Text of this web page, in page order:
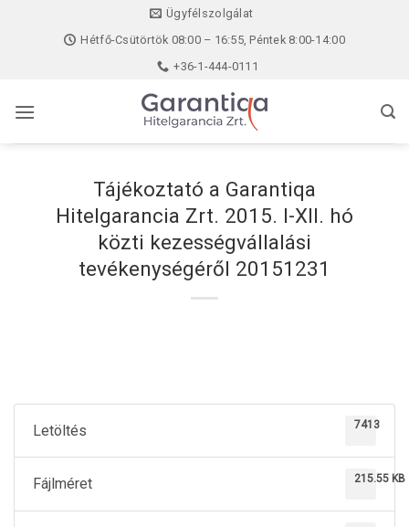
Ügyfélszolgálat
Hétfő-Csütörtök 08:00 – 16:55, Péntek 8:00-14:00
+36-1-444-0111
Tájékoztató a Garantiqa
Hitelgarancia Zrt. 2015. I-XII. hó
közti kezességvállalási
tevékenységéről 20151231
Letöltés 7413
Fájlméret 215.55 KB